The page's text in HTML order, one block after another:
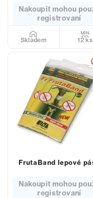
Nakoupit mohou
registrovaní
Skladem 12 ks
FrutaBand lepové
Nakoupit mohou
registrovaní